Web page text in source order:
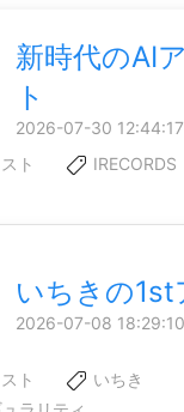
新時代のAI
ト
2026-07-30 12:44:17
ト
IRECORDS
いちきの1st
2026-07-08 18:29:10
ト
いちき